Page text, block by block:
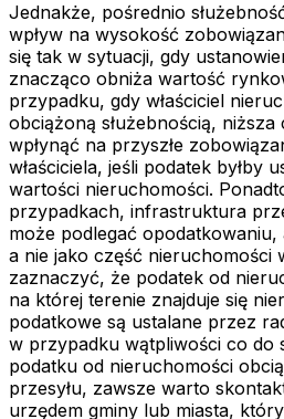
Jednakże, pośrednio
wpływ na wysokość
się tak w sytuacji, gdy
znacząco obniża wartość
przypadku, gdy właściciel
obciążoną służebnością,
wpłynąć na przyszłe
właściciela, jeśli podatek byłby
wartości nieruchomości.
przypadkach, infrastruktura
może podlegać
a nie jako część nieruchomości
zaznaczyć, że podatek od
na której terenie znajduje się
podatkowe są ustalane przez
w przypadku wątpliwości co do
podatku od nieruchomości
przesyłu, zawsze warto
urzędem gminy lub miasta,